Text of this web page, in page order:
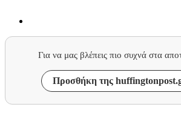
Για να μας βλέπεις πιο συχνά στα
Προσθήκη της